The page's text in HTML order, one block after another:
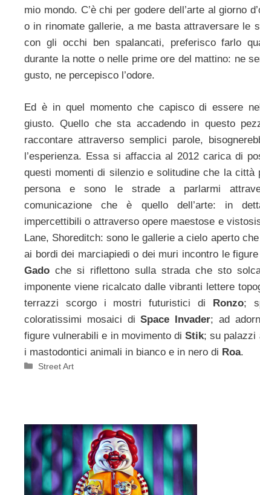
mio mondo. C’è chi per godere dell’arte al giorno
o in rinomate gallerie, a me basta attraversare le
con gli occhi ben spalancati, preferisco farlo
durante la notte o nelle prime ore del mattino: ne
gusto, ne percepisco l’odore.
Ed è in quel momento che capisco di essere
giusto. Quello che sta accadendo in questo
raccontare attraverso semplici parole,
l’esperienza. Essa si affaccia al 2012 carica di
questi momenti di silenzio e solitudine che la città
persona e sono le strade a parlarmi
comunicazione che è quello dell’arte: in
impercettibili o attraverso opere maestose e
Lane, Shoreditch: sono le gallerie a cielo aperto
ai bordi dei marciapiedi o dei muri incontro le
Gado che si riflettono sulla strada che sto
imponente viene ricalcato dalle vibranti lettere
terrazzi scorgo i mostri futuristici di Ronzo;
coloratissimi mosaici diSpace Invader; ad
figure vulnerabili e in movimento di Stik; su palazzi
i mastodontici animali in bianco e in nero di Roa.
Categorie
Street Art